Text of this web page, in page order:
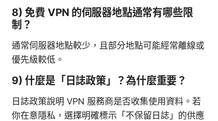
8) 免費 VPN 的伺服器地點通常有哪些限
制？
通常伺服器地點較少，且部分地點可能經常離線或
優先級較低。
9) 什麼是「日誌政策」？為什麼重要？
日誌政策說明 VPN 服務商是否收集使用資料。若
你在意隱私，選擇明確標示「不保留日誌」的供應